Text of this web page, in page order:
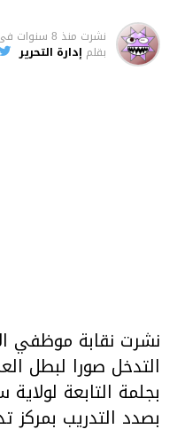
نشرت منذ 8 سنوات
بقلم إدارة التحرير
نشرت نقابة موظفي
التدخل صورا لبطل
بجلمة التابعة
بصدد التدريب بمركز